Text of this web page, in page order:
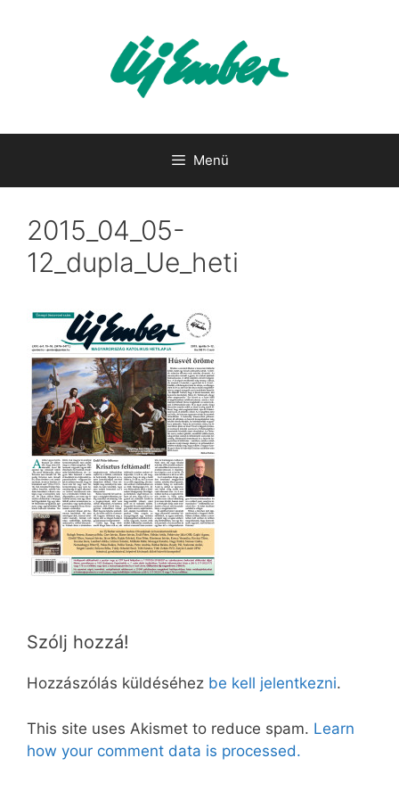
Menü
2015_04_05-
12_dupla_Ue_heti
Szólj hozzá!
Hozzászólás küldéséhez be kell jelentkezni.
This site uses Akismet to reduce spam. Learn
how your comment data is processed.